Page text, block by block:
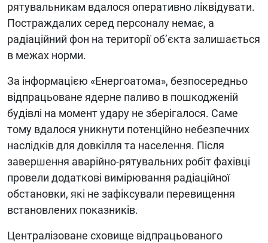
рятувальникам вдалося оперативно ліквідувати.
Постраждалих серед персоналу немає, а
радіаційний фон на території об’єкта залишається
в межах норми.
За інформацією «Енергоатома», безпосередньо
відпрацьоване ядерне паливо в пошкодженій
будівлі на момент удару не зберігалося. Саме
тому вдалося уникнути потенційно небезпечних
наслідків для довкілля та населення. Після
завершення аварійно-рятувальних робіт фахівці
провели додаткові вимірювання радіаційної
обстановки, які не зафіксували перевищення
встановлених показників.
Централізоване сховище відпрацьованого